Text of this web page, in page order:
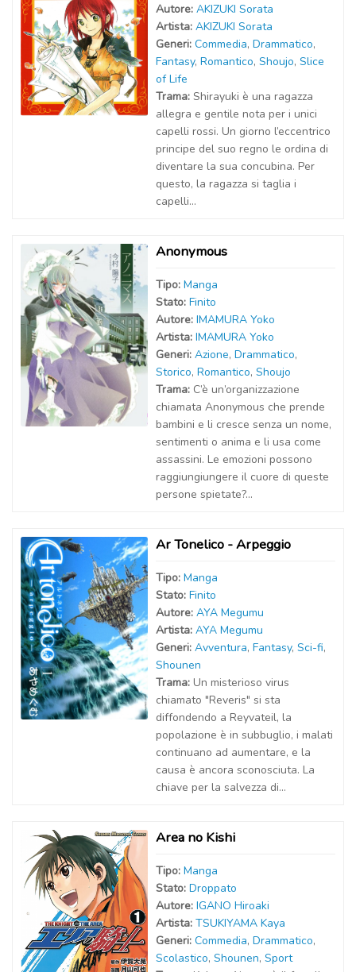
Autore: AKIZUKI Sorata
Artista: AKIZUKI Sorata
Generi: Commedia, Drammatico,
Fantasy, Romantico, Shoujo, Slice
of Life
Trama: Shirayuki è una ragazza
allegra e gentile nota per i unici
capelli rossi. Un giorno l’eccentrico
principe del suo regno le ordina di
diventare la sua concubina. Per
questo, la ragazza si taglia i
capelli...
Anonymous
Tipo: Manga
Stato: Finito
Autore: IMAMURA Yoko
Artista: IMAMURA Yoko
Generi: Azione, Drammatico,
Storico, Romantico, Shoujo
Trama: C’è un’organizzazione
chiamata Anonymous che prende
bambini e li cresce senza un nome,
sentimenti o anima e li usa come
assassini. Le emozioni possono
raggiungiungere il cuore di queste
persone spietate?...
Ar Tonelico - Arpeggio
Tipo: Manga
Stato: Finito
Autore: AYA Megumu
Artista: AYA Megumu
Generi: Avventura, Fantasy, Sci-fi,
Shounen
Trama: Un misterioso virus
chiamato "Reveris" si sta
diffondendo a Reyvateil, la
popolazione è in subbuglio, i malati
continuano ad aumentare, e la
causa è ancora sconosciuta. La
chiave per la salvezza di...
Area no Kishi
Tipo: Manga
Stato: Droppato
Autore: IGANO Hiroaki
Artista: TSUKIYAMA Kaya
Generi: Commedia, Drammatico,
Scolastico, Shounen, Sport